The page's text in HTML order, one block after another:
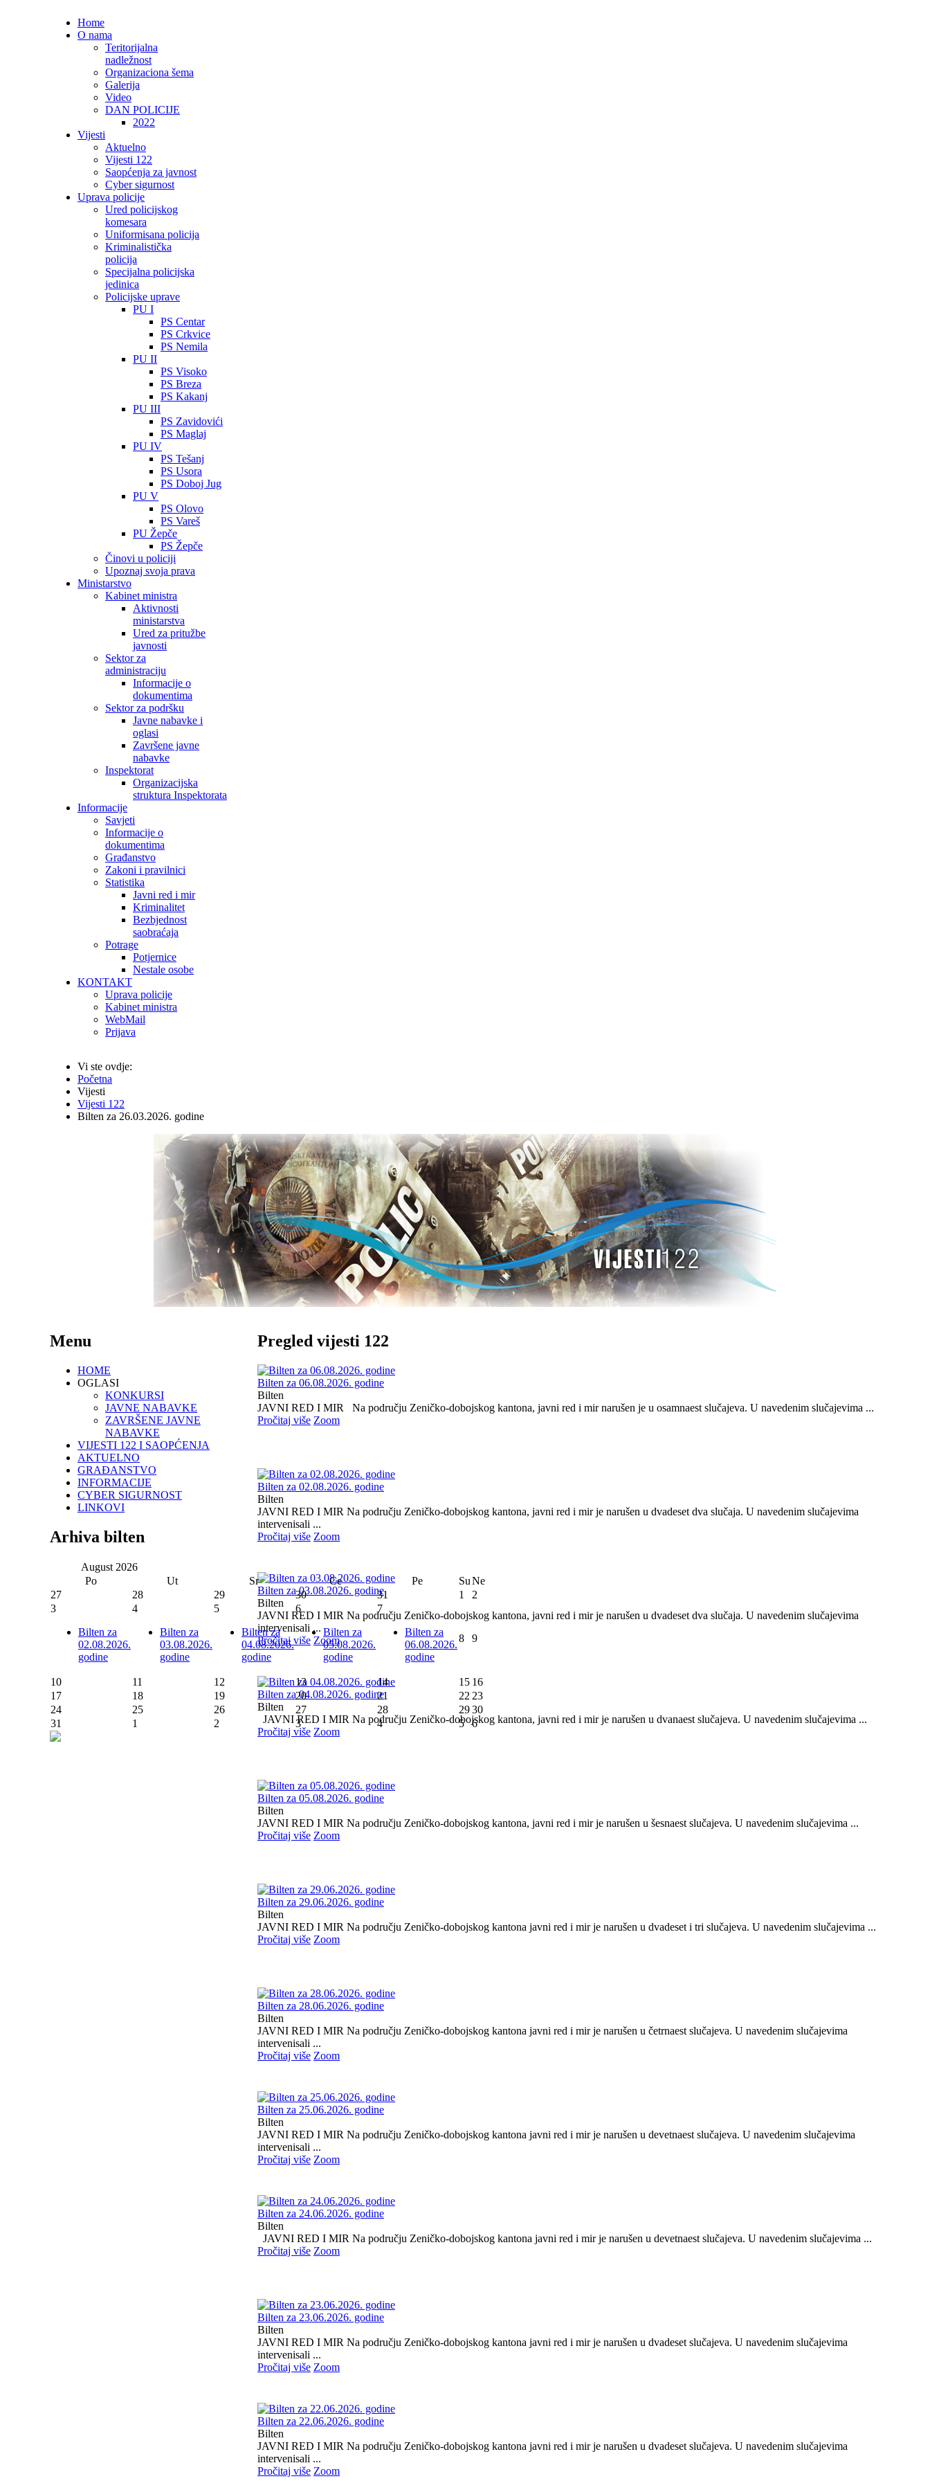
Home
O nama
Teritorijalna
nadležnost
Organizaciona šema
Galerija
Video
DAN POLICIJE
2022
Vijesti
Aktuelno
Vijesti 122
Saopćenja za javnost
Cyber sigurnost
Uprava policije
Ured policijskog
komesara
Uniformisana policija
Kriminalistička
policija
Specijalna policijska
jedinica
Policijske uprave
PU I
PS Centar
PS Crkvice
PS Nemila
PU II
PS Visoko
PS Breza
PS Kakanj
PU III
PS Zavidovići
PS Maglaj
PU IV
PS Tešanj
PS Usora
PS Doboj Jug
PU V
PS Olovo
PS Vareš
PU Žepče
PS Žepče
Činovi u policiji
Upoznaj svoja prava
Ministarstvo
Kabinet ministra
Aktivnosti
ministarstva
Ured za pritužbe
javnosti
Sektor za
administraciju
Informacije o
dokumentima
Sektor za podršku
Javne nabavke i
oglasi
Završene javne
nabavke
Inspektorat
Organizacijska
struktura Inspektorata
Informacije
Savjeti
Informacije o
dokumentima
Građanstvo
Zakoni i pravilnici
Statistika
Javni red i mir
Kriminalitet
Bezbjednost
saobraćaja
Potrage
Potjernice
Nestale osobe
KONTAKT
Uprava policije
Kabinet ministra
WebMail
Prijava
Vi ste ovdje:
Početna
Vijesti
Vijesti 122
Bilten za 26.03.2026. godine
Pregled vijesti 122
Bilten za 06.08.2026. godine
Bilten
JAVNI RED I MIR Na području Zeničko-dobojskog kantona, javni red i mir narušen je u osamnaest slučajeva. U navedenim slučajevima ...
Pročitaj više Zoom
Bilten za 02.08.2026. godine
Bilten
JAVNI RED I MIR Na području Zeničko-dobojskog kantona, javni red i mir je narušen u dvadeset dva slučaja. U navedenim slučajevima
intervenisali ...
Pročitaj više Zoom
Bilten za 03.08.2026. godine
Bilten
JAVNI RED I MIR Na području Zeničko-dobojskog kantona, javni red i mir je narušen u dvadeset dva slučaja. U navedenim slučajevima
intervenisali ...
Pročitaj više Zoom
Bilten za 04.08.2026. godine
Bilten
JAVNI RED I MIR Na području Zeničko-dobojskog kantona, javni red i mir je narušen u dvanaest slučajeva. U navedenim slučajevima ...
Pročitaj više Zoom
Bilten za 05.08.2026. godine
Bilten
JAVNI RED I MIR Na području Zeničko-dobojskog kantona, javni red i mir je narušen u šesnaest slučajeva. U navedenim slučajevima ...
Pročitaj više Zoom
Bilten za 29.06.2026. godine
Bilten
JAVNI RED I MIR Na području Zeničko-dobojskog kantona javni red i mir je narušen u dvadeset i tri slučajeva. U navedenim slučajevima ...
Pročitaj više Zoom
Bilten za 28.06.2026. godine
Bilten
JAVNI RED I MIR Na području Zeničko-dobojskog kantona javni red i mir je narušen u četrnaest slučajeva. U navedenim slučajevima
intervenisali ...
Pročitaj više Zoom
Bilten za 25.06.2026. godine
Bilten
JAVNI RED I MIR Na području Zeničko-dobojskog kantona javni red i mir je narušen u devetnaest slučajeva. U navedenim slučajevima
intervenisali ...
Pročitaj više Zoom
Bilten za 24.06.2026. godine
Bilten
JAVNI RED I MIR Na području Zeničko-dobojskog kantona javni red i mir je narušen u devetnaest slučajeva. U navedenim slučajevima ...
Pročitaj više Zoom
Bilten za 23.06.2026. godine
Bilten
JAVNI RED I MIR Na području Zeničko-dobojskog kantona javni red i mir je narušen u dvadeset slučajeva. U navedenim slučajevima
intervenisali ...
Pročitaj više Zoom
Bilten za 22.06.2026. godine
Bilten
JAVNI RED I MIR Na području Zeničko-dobojskog kantona javni red i mir je narušen u dvadeset slučajeva. U navedenim slučajevima
intervenisali ...
Pročitaj više Zoom
Menu
HOME
OGLASI
KONKURSI
JAVNE NABAVKE
ZAVRŠENE JAVNE
NABAVKE
VIJESTI 122 I SAOPĆENJA
AKTUELNO
GRAĐANSTVO
INFORMACIJE
CYBER SIGURNOST
LINKOVI
Arhiva bilten
August 2026
Po
Ut Sr Ce Pe SuNe
27
28 29 30 31 1
2
3
Bilten za
02.08.2026.
godine
4
Bilten za
03.08.2026.
godine
5
Bilten za
04.08.2026.
godine
6
Bilten za
05.08.2026.
godine
7
Bilten za
06.08.2026.
godine
8 9
10 11 12 13 14 15 16
17
18 19 20 21 22 23
24
25 26 27 28 2930
31
1 2 3 4 5 6